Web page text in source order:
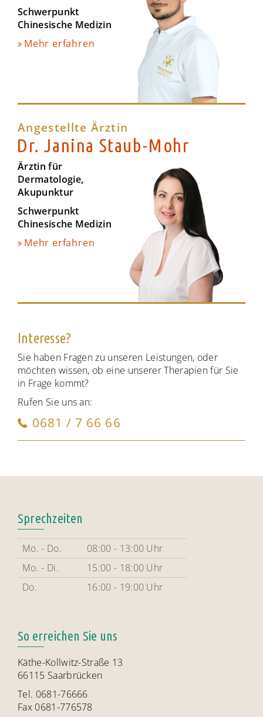
Schwerpunkt
Chinesische Medizin
Mehr erfahren
Angestellte Ärztin
Dr. Janina Staub-Mohr
Ärztin für
Dermatologie,
Akupunktur
Schwerpunkt
Chinesische Medizin
Mehr erfahren
Interesse?
Sie haben Fragen zu unseren Leistungen, oder
möchten wissen, ob eine unserer Therapien für Sie
in Frage kommt?
Rufen Sie uns an:
0681 / 7 66 66
Sprechzeiten
Mo. - Do.
08:00 - 13:00 Uhr
Mo. - Di.
15:00 - 18:00 Uhr
Do.
16:00 - 19:00 Uhr
So erreichen Sie uns
Käthe-Kollwitz-Straße 13
66115 Saarbrücken
Tel. 0681-76666
Fax 0681-776578